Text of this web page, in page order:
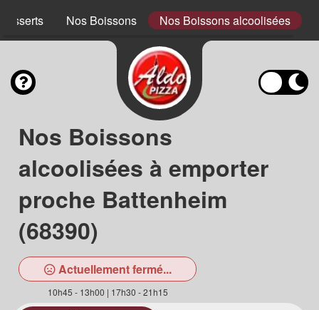
Nos Boissons Nos Boissons alcoolisées
Nos Boissons
alcoolisées à emporter
proche Battenheim
(68390)
Actuellement fermé...
10h45 - 13h00 | 17h30 - 21h15